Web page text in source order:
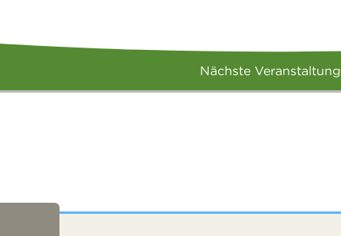
Nächste Veranstaltung